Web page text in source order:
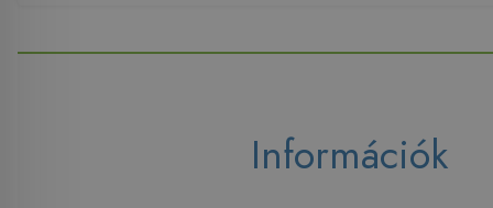
Információk